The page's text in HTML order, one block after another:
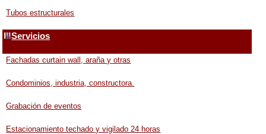
Tubos estructurales
Servicios
Fachadas curtain wall, araña y otras
Condominios, industria, constructora.
Grabación de eventos
Estacionamiento techado y vigilado 24 horas